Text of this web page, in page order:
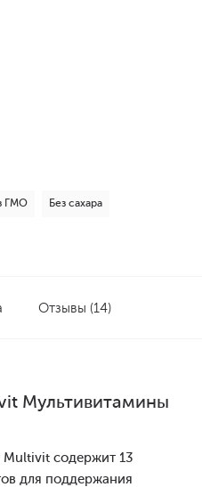
ГМО Без сахара
Отзывы (14)
Мультивитамины
Multivit содержит 13
для поддержания